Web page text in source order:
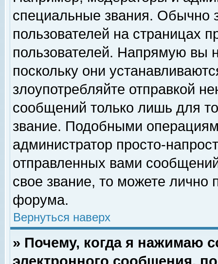
специальные звания. Обычно
пользователей на страницах
пользователей. Напрямую вы
поскольку они
злоупотребляйте отправкой
сообщений только лишь для
звание. Подобными
администратор просто-
отправленных вами
свое звание, то можете лично
форума.
Вернуться наверх
» Почему, когда я нажимаю